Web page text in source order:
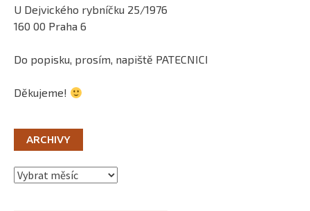
U Dejvického rybníčku 25/1976
160 00 Praha 6
Do popisku, prosím, napiště PATECNICI
Děkujeme!
ARCHIVY
Archivy